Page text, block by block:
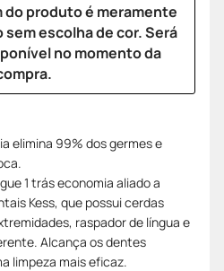
do produto é meramente
escolha de cor. Será
no momento da
elimina 99% dos germes e
1 trás economia aliado a
Kess, que possui cerdas
raspador de língua e
Alcança os dentes
limpeza mais eficaz.